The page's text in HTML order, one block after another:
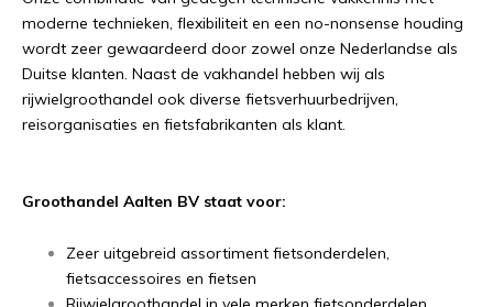
moderne technieken, flexibiliteit en een no-nonsense houding
wordt zeer gewaardeerd door zowel onze Nederlandse als
Duitse klanten. Naast de vakhandel hebben wij als
rijwielgroothandel ook diverse fietsverhuurbedrijven,
reisorganisaties en fietsfabrikanten als klant.
Groothandel Aalten BV staat voor:
Zeer uitgebreid assortiment fietsonderdelen,
fietsaccessoires en fietsen